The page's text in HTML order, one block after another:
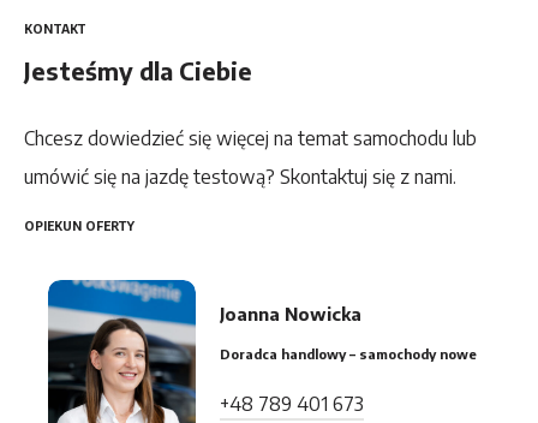
KONTAKT
Jesteśmy dla Ciebie
Chcesz dowiedzieć się więcej na temat samochodu lub
umówić się na jazdę testową? Skontaktuj się z nami.
OPIEKUN OFERTY
Joanna Nowicka
Doradca handlowy – samochody nowe
+48 789 401 673